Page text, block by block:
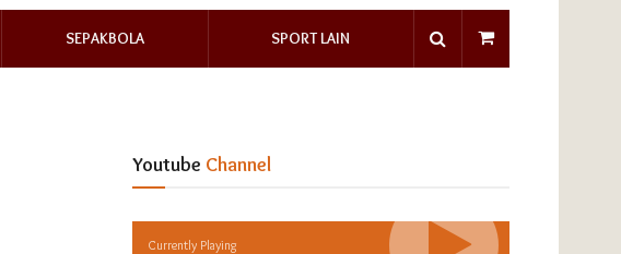
SEPAKBOLA SPORT LAIN
Youtube Channel
Currently Playing